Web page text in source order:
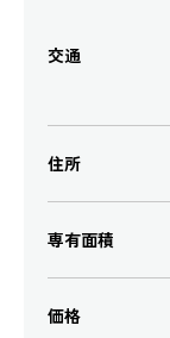
交通
住所
専有面積
価格